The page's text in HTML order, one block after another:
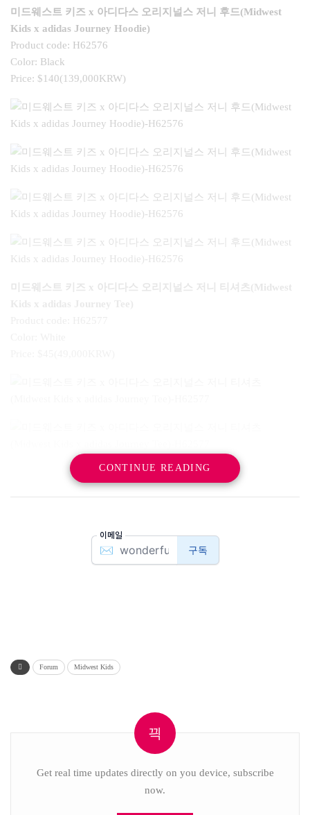
미드웨스트 키즈 x 아디다스 오리지널스 저니 후드(Midwest
Kids x adidas Journey Hoodie)
Product code: H62576
Color: Black
Price: $140(139,000KRW)
미드웨스트 키즈 x 아디다스 오리지널스 저니 티셔츠(Midwest
CONTINUE READING
Forum Midwest Kids
Get real time updates directly on you device, subscribe
now.